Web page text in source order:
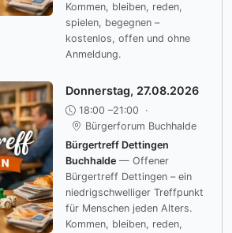
Kommen, bleiben, reden,
spielen, begegnen –
kostenlos, offen und ohne
Anmeldung.
Donnerstag, 27.08.2026
18:00 –21:00
·
Bürgerforum Buchhalde
Bürgertreff Dettingen
Buchhalde — Offener
Bürgertreff Dettingen – ein
niedrigschwelliger Treffpunkt
für Menschen jeden Alters.
Kommen, bleiben, reden,